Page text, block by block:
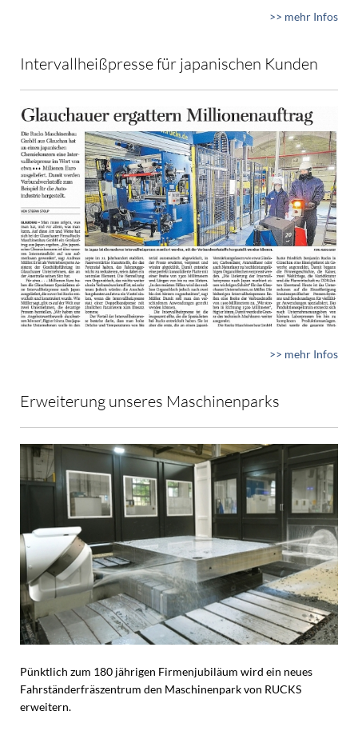
>> mehr Infos
Intervallheißpresse für japanischen Kunden
>> mehr Infos
Erweiterung unseres Maschinenparks
Pünktlich zum 180 jährigen Firmenjubiläum wird ein neues
Fahrständerfräszentrum den Maschinenpark von RUCKS
erweitern.